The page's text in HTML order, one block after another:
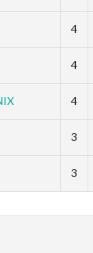
4
4
4
3
3